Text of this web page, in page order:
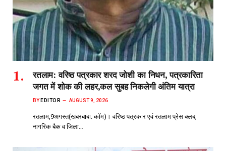
रतलाम: वरिष्ठ पत्रकार शरद जोशी का निधन, पत्रकारिता
जगत में शोक की लहर,कल सुबह निकलेगी अंतिम यात्रा
BY EDITOR AUGUST 9, 2026
रतलाम,9अगस्त(खबरबाबा. कॉम)। वरिष्ठ पत्रकार एवं रतलाम प्रेस क्लब,
नागरिक बैक व जिला…